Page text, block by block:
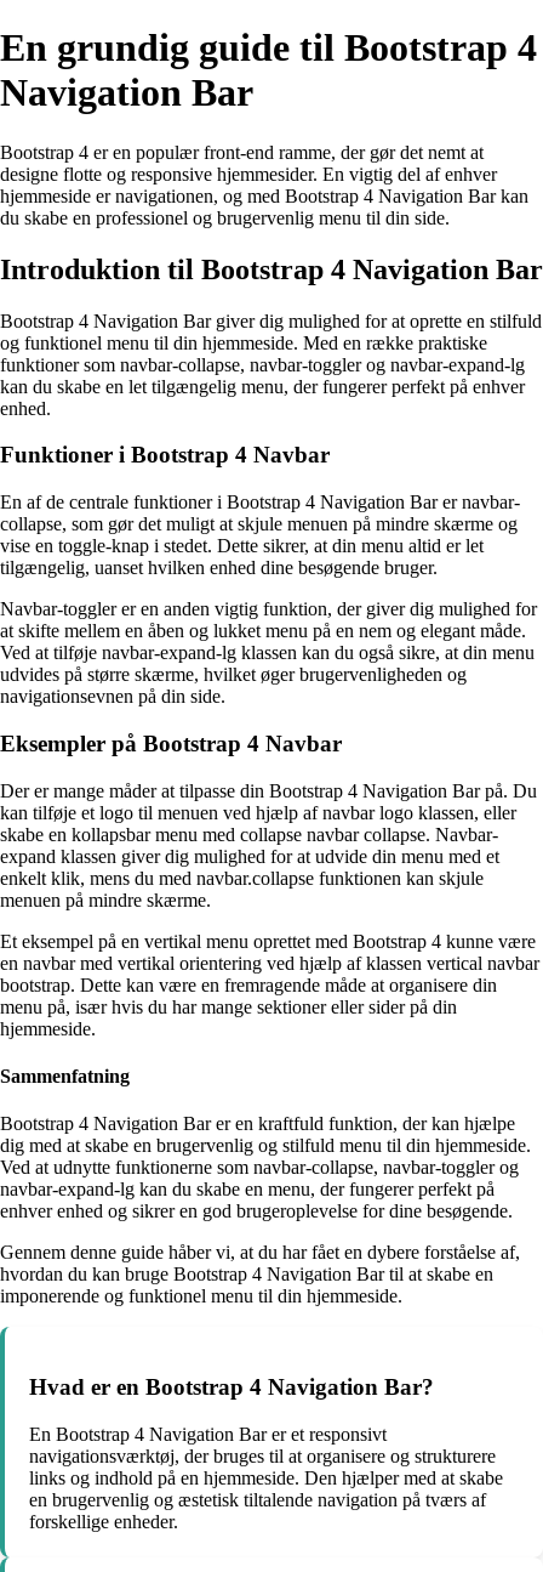
En grundig guide til Bootstrap 4
Navigation Bar
Bootstrap 4 er en populær front-end ramme, der gør det nemt at
designe flotte og responsive hjemmesider. En vigtig del af enhver
hjemmeside er navigationen, og med Bootstrap 4 Navigation Bar kan
du skabe en professionel og brugervenlig menu til din side.
Introduktion til Bootstrap 4 Navigation Bar
Bootstrap 4 Navigation Bar giver dig mulighed for at oprette en stilfuld
og funktionel menu til din hjemmeside. Med en række praktiske
funktioner som navbar-collapse, navbar-toggler og navbar-expand-lg
kan du skabe en let tilgængelig menu, der fungerer perfekt på enhver
enhed.
Funktioner i Bootstrap 4 Navbar
En af de centrale funktioner i Bootstrap 4 Navigation Bar er navbar-
collapse, som gør det muligt at skjule menuen på mindre skærme og
vise en toggle-knap i stedet. Dette sikrer, at din menu altid er let
tilgængelig, uanset hvilken enhed dine besøgende bruger.
Navbar-toggler er en anden vigtig funktion, der giver dig mulighed for
at skifte mellem en åben og lukket menu på en nem og elegant måde.
Ved at tilføje navbar-expand-lg klassen kan du også sikre, at din menu
udvides på større skærme, hvilket øger brugervenligheden og
navigationsevnen på din side.
Eksempler på Bootstrap 4 Navbar
Der er mange måder at tilpasse din Bootstrap 4 Navigation Bar på. Du
kan tilføje et logo til menuen ved hjælp af navbar logo klassen, eller
skabe en kollapsbar menu med collapse navbar collapse. Navbar-
expand klassen giver dig mulighed for at udvide din menu med et
enkelt klik, mens du med navbar.collapse funktionen kan skjule
menuen på mindre skærme.
Et eksempel på en vertikal menu oprettet med Bootstrap 4 kunne være
en navbar med vertikal orientering ved hjælp af klassen vertical navbar
bootstrap. Dette kan være en fremragende måde at organisere din
menu på, især hvis du har mange sektioner eller sider på din
hjemmeside.
Sammenfatning
Bootstrap 4 Navigation Bar er en kraftfuld funktion, der kan hjælpe
dig med at skabe en brugervenlig og stilfuld menu til din hjemmeside.
Ved at udnytte funktionerne som navbar-collapse, navbar-toggler og
navbar-expand-lg kan du skabe en menu, der fungerer perfekt på
enhver enhed og sikrer en god brugeroplevelse for dine besøgende.
Gennem denne guide håber vi, at du har fået en dybere forståelse af,
hvordan du kan bruge Bootstrap 4 Navigation Bar til at skabe en
imponerende og funktionel menu til din hjemmeside.
Hvad er en Bootstrap 4 Navigation Bar?
En Bootstrap 4 Navigation Bar er et responsivt
navigationsværktøj, der bruges til at organisere og strukturere
links og indhold på en hjemmeside. Den hjælper med at skabe
en brugervenlig og æstetisk tiltalende navigation på tværs af
forskellige enheder.